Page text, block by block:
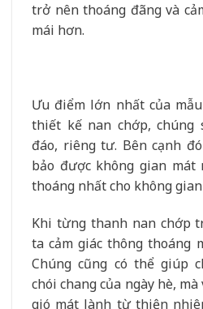
trở nên thoáng đãng và
mái hơn.
Ưu điểm lớn nhất của
thiết kế nan chớp, chúng
đáo, riêng tư. Bên cạnh
bảo được không gian mát
thoáng nhất cho không
Khi từng thanh nan chớp
ta cảm giác thông thoáng
Chúng cũng có thể giúp
chói chang của ngày hè,
gió mát lành từ thiện